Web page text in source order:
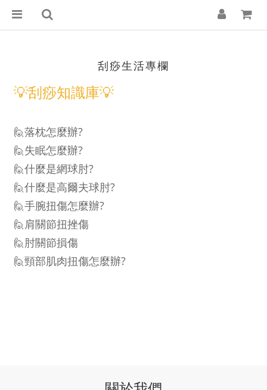
刮痧生活專欄
💡刮痧知識庫💡
🙋落枕怎麼辦?
🙋失眠怎麼辦?
🙋什麼是網球肘?
🙋什麼是高爾夫球肘?
🙋手腕扭傷怎麼辦?
🙋 肩關節扭挫傷
🙋肘關節損傷
🙋頸部肌肉扭傷怎麼辦?